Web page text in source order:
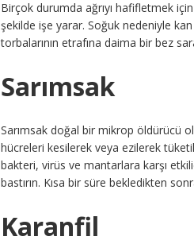
Birçok durumda ağrıyı hafifletmek
şekilde işe yarar. Soğuk nedeniyle
torbalarının etrafına daima bir bez
Sarımsak
Sarımsak doğal bir mikrop öldürücü
hücreleri kesilerek veya ezilerek
bakteri, virüs ve mantarlara karşı
bastırın. Kısa bir süre bekledikten
Karanfil